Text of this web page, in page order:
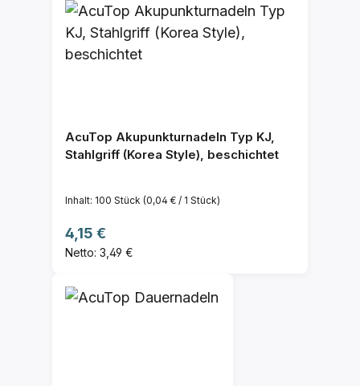
AcuTop Akupunkturnadeln Typ KJ,
Stahlgriff (Korea Style), beschichtet
Inhalt: 100 Stück (0,04 € / 1 Stück)
Regulärer Preis:
4,15 €
Netto: 3,49 €